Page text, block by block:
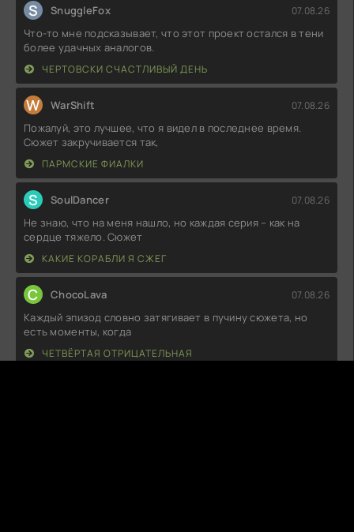
S SnuggleFox 07.08.26
Что-то мне подсказывает, что этот проект остался в тени
более удачных аналогов.
ЧЕРТОВСКИ СЧАСТЛИВЫЙ ДЕНЬ
W WarShift 07.08.26
Пожалуй, это лучшее, что я видел в последнее время.
Сюжет закручивается так,
ПАРМСКИЕ ФИАЛКИ
S SoulDancer 07.08.26
Не знаю, что на меня нашло, но каждая серия – как на
сердце тяжело. Сюжет
КАКИЕ КОРАБЛИ Я СЖЕГ
C ChocoLava 07.08.26
Каждый эпизод словно затягивает в пучину сюжета, но
есть моменты, когда
ЧЕТВЁРТАЯ ОТРИЦАТЕЛЬНАЯ